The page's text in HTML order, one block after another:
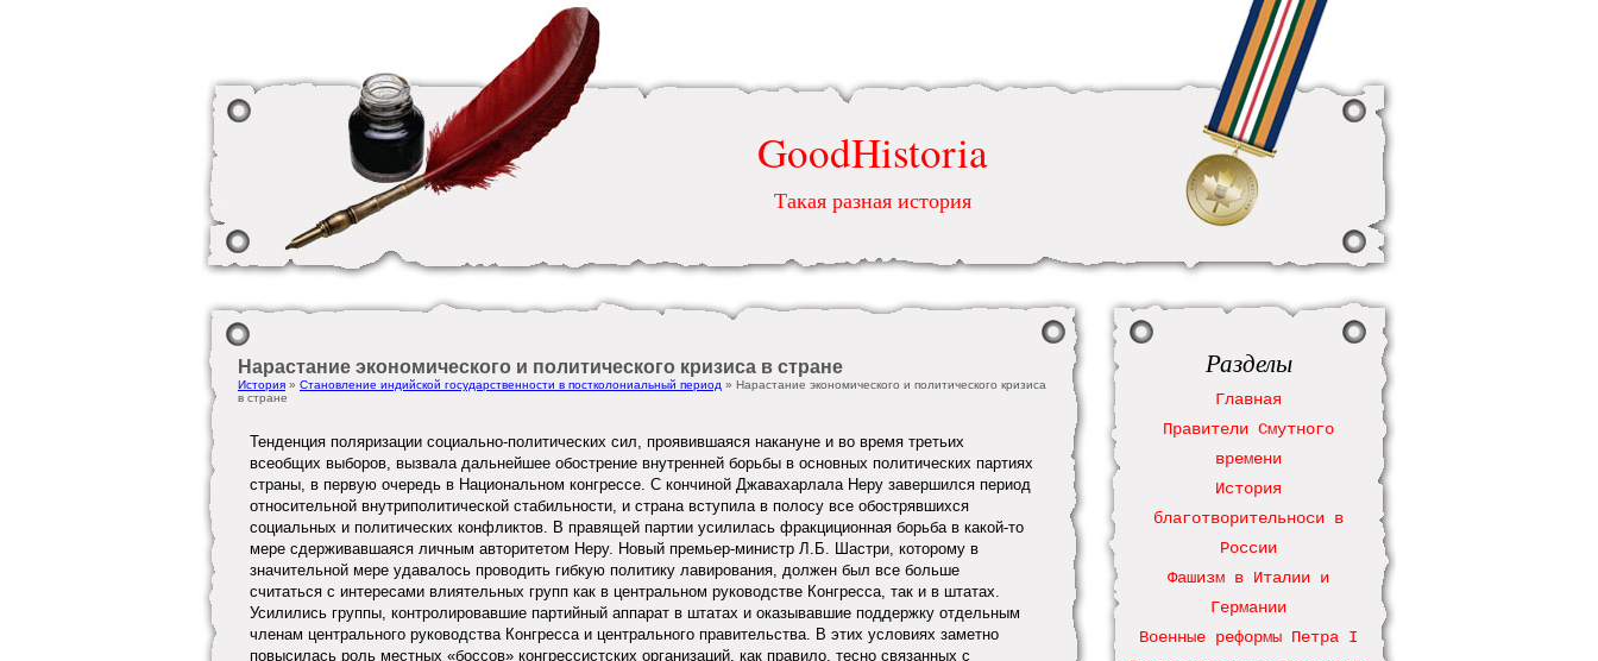
GoodHistoria
Такая разная история
Нарастание экономического и политического кризиса в стране
История » Становление индийской государственности в постколониальный период » Нарастание экономического и политического кризиса
в стране
Тенденция поляризации социально-политических сил, проявившаяся накануне и во время третьих
всеобщих выборов, вызвала дальнейшее обострение внутренней борьбы в основных политических партиях
страны, в первую очередь в Национальном конгрессе. С кончиной Джавахарлала Неру завершился период
относительной внутриполитической стабильности, и страна вступила в полосу все обострявшихся
социальных и политических конфликтов. В правящей партии усилилась фракциционная борьба в какой-то
мере сдерживавшаяся личным авторитетом Неру. Новый премьер-министр Л.Б. Шастри, которому в
значительной мере удавалось проводить гибкую политику лавирования, должен был все больше
считаться с интересами влиятельных групп как в центральном руководстве Конгресса, так и в штатах.
Усилились группы, контролировавшие партийный аппарат в штатах и оказывавшие поддержку отдельным
членам центрального руководства Конгресса и центрального правительства. В этих условиях заметно
повысилась роль местных «боссов» конгрессистских организаций, как правило, тесно связанных с
Разделы
Главная
Правители Смутного
времени
История
благотворительноси в
России
Фашизм в Италии и
Германии
Военные реформы Петра І